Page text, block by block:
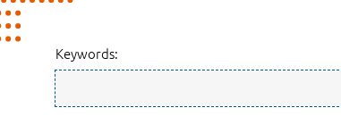
Keywords: